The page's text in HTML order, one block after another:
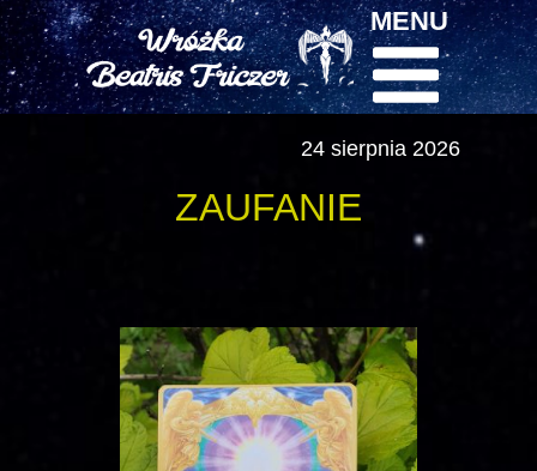
24 sierpnia 2026
ZAUFANIE
MENU